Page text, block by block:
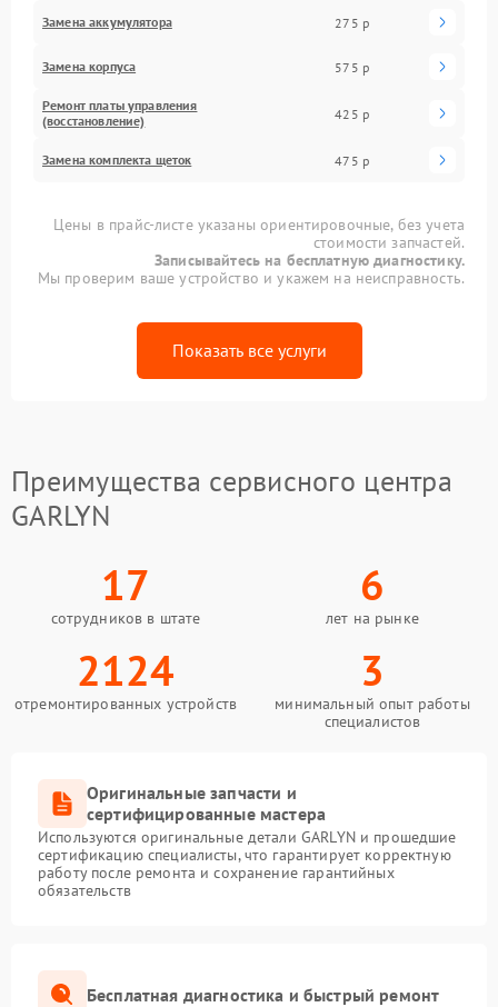
Замена аккумулятора 275 р
Замена корпуса 575 р
Ремонт платы управления
(восстановление)
425 р
Замена комплекта щеток 475 р
Цены в прайс-листе указаны ориентировочные, без учета
стоимости запчастей.
Записывайтесь на бесплатную диагностику.
Мы проверим ваше устройство и укажем на неисправность.
Показать все услуги
Преимущества сервисного центра
GARLYN
17
сотрудников в штате
6
лет на рынке
2124
отремонтированных устройств
3
минимальный опыт работы
специалистов
Оригинальные запчасти и
сертифицированные мастера
Используются оригинальные детали GARLYN и прошедшие
сертификацию специалисты, что гарантирует корректную
работу после ремонта и сохранение гарантийных
обязательств
Бесплатная диагностика и быстрый ремонт